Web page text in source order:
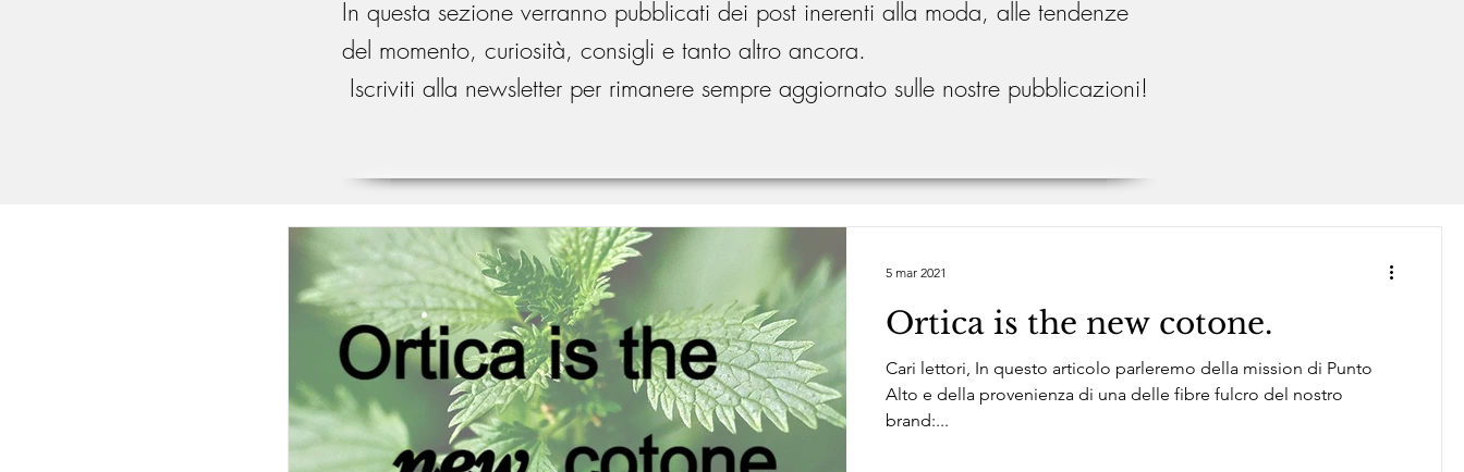
In questa sezione verranno pubblicati dei post inerenti alla moda, alle tendenze
del momento, curiosità, consigli e tanto altro ancora.
Iscriviti alla newsletter per rimanere sempre aggiornato sulle nostre pubblicazioni!
Ortica is the new cotone.
Cari lettori, In questo articolo parleremo della mission di Punto
Alto e della provenienza di una delle fibre fulcro del nostro
brand:...
5 mar 2021